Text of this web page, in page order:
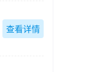
查看详情